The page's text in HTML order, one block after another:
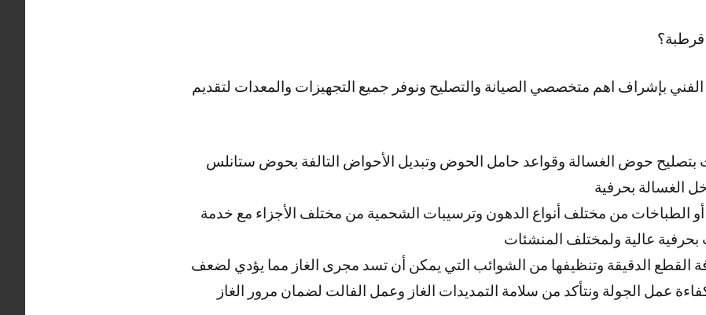
بإشراف اهم متخصصي الصيانة والتصليح ونوفر جميع التجهيزات والمعدات لتقديم
بتصليح حوض الغسالة وقواعد حامل الحوض وتبديل الأحواض التالفة بحوض ستانلس
الغسالة بحرفية
أو الطباخات من مختلف أنواع الدهون وترسيبات الشحمية من مختلف الأجزاء مع خدمة
بحرفية عالية ولمختلف المنشئات
القطع الدقيقة وتنظيفها من الشوائب التي يمكن أن تسد مجرى الغاز مما يؤدي لضعف
عمل الجولة ونتأكد من سلامة التمديدات الغاز وعمل الفالت لضمان مرور الغاز